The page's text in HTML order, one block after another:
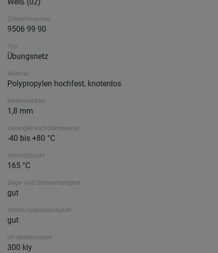
Weiß (02)
Zolltarifnummer
9506 99 90
Typ
Übungsnetz
Material
Polypropylen hochfest, knotenlos
Materialstärke
1,8 mm
Dauergebrauchstemperatur
-40 bis +80 °C
Schmelzpunkt
165 °C
Biege- und Scheuerfestigkeit
gut
Witterungsbeständigkeit
gut
UV-Beständigkeit
300 kly